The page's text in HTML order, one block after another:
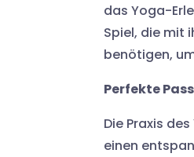
das Yoga-
Spiel, die mit
benötigen,
Perfekte
Die Praxis
einen